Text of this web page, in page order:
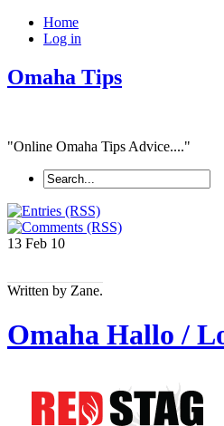
Home
Log in
Omaha Tips
"Online Omaha Tips Advice...."
13 Feb 10
Written by Zane.
Omaha Hallo /